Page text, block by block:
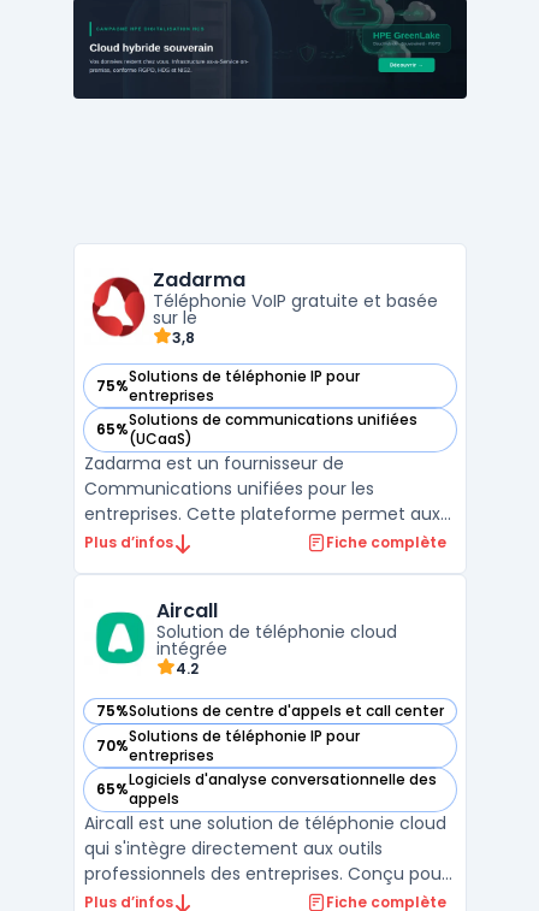
notamment des offres de téléphonie, des
fax, des SMS, des webinaires, des centres
d'appels et bien plus encore. L ...
Zadarma
Téléphonie VoIP gratuite et basée
sur le
3,8
75%Solutions de téléphonie IP pour
entreprises
— voir Zadarma dans cette catégorie
65%Solutions de communications unifiées
(UCaaS)
— voir Zadarma dans cette catégorie
Zadarma est un fournisseur de
Communications unifiées pour les
entreprises. Cette plateforme permet aux
utilisateurs de communiquer via différentes
d'options de numérotation internationale,
avec la possibilité de configure ...
Plus d’infos Fiche complète
Aircall
Solution de téléphonie cloud
intégrée
4.2
75%Solutions de centre d'appels et call center
— voir Aircall dans cette catégorie
70%Solutions de téléphonie IP pour
entreprises
— voir Aircall dans cette catégorie
65%Logiciels d'analyse conversationnelle des
appels
— voir Aircall dans cette catégorie
Aircall est une solution de téléphonie cloud
qui s'intègre directement aux outils
professionnels des entreprises. Conçu pour
répondre aux besoins des équipes
Plus d’infos Fiche complète